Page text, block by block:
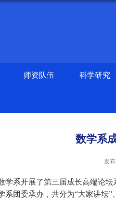
师资队伍 科学研究
数学系
发
学系开展了第三届成长高端论
系团委承办，共分为“大家讲坛”